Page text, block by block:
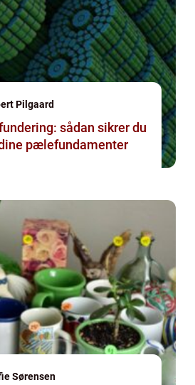
Pilgaard
sådan sikrer du
pælefundamenter
Sørensen